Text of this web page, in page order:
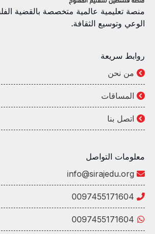
منصة تعليمية عالمية متخصصة بالقضية
الوعي وتوسيع الثقافة.
روابط سريعة
من نحن
المساقات
اتصل بنا
معلومات التواصل
info@sirajedu.org
0097455171604
0097455171604